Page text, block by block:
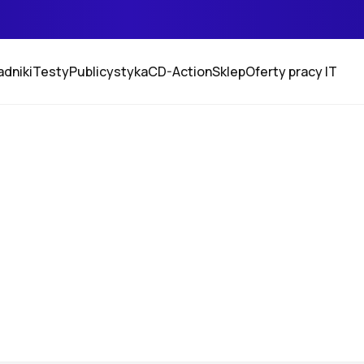
TestyPublicystykaCD-ActionSklepOferty pracy IT